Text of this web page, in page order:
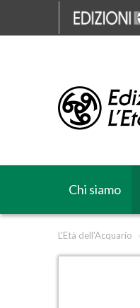
Chi siamo
L'Età dell'Acquario